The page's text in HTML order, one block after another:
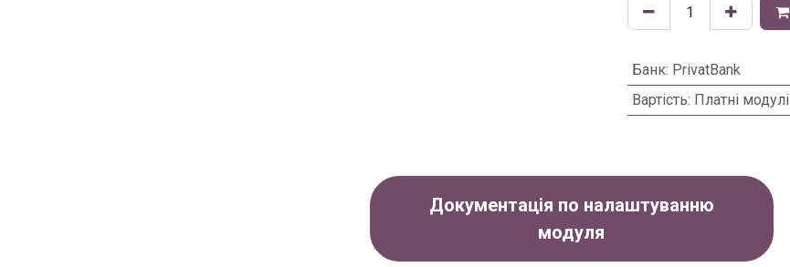
Банк: PrivatBank
Вартість: Платні модулі
Документація по налаштуванню
модуля